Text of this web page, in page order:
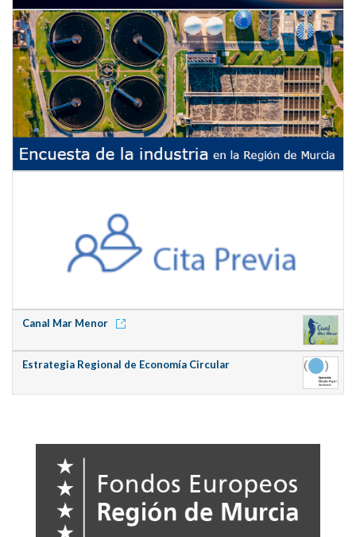
Canal Mar Menor
Estrategia Regional de Economía Circular